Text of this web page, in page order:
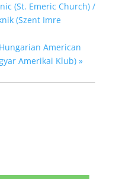
(St. Emeric Church) /
(Szent Imre
American
Amerikai Klub) »